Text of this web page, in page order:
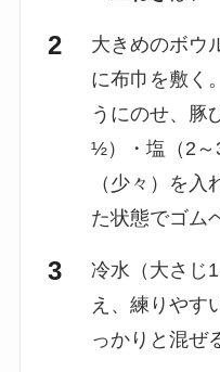
大きめのボウ
に布巾を敷く
うにのせ、豚
½）・塩（2～
（少々）を入
た状態でゴム
冷水（大さじ
え、練りやす
っかりと混ぜ